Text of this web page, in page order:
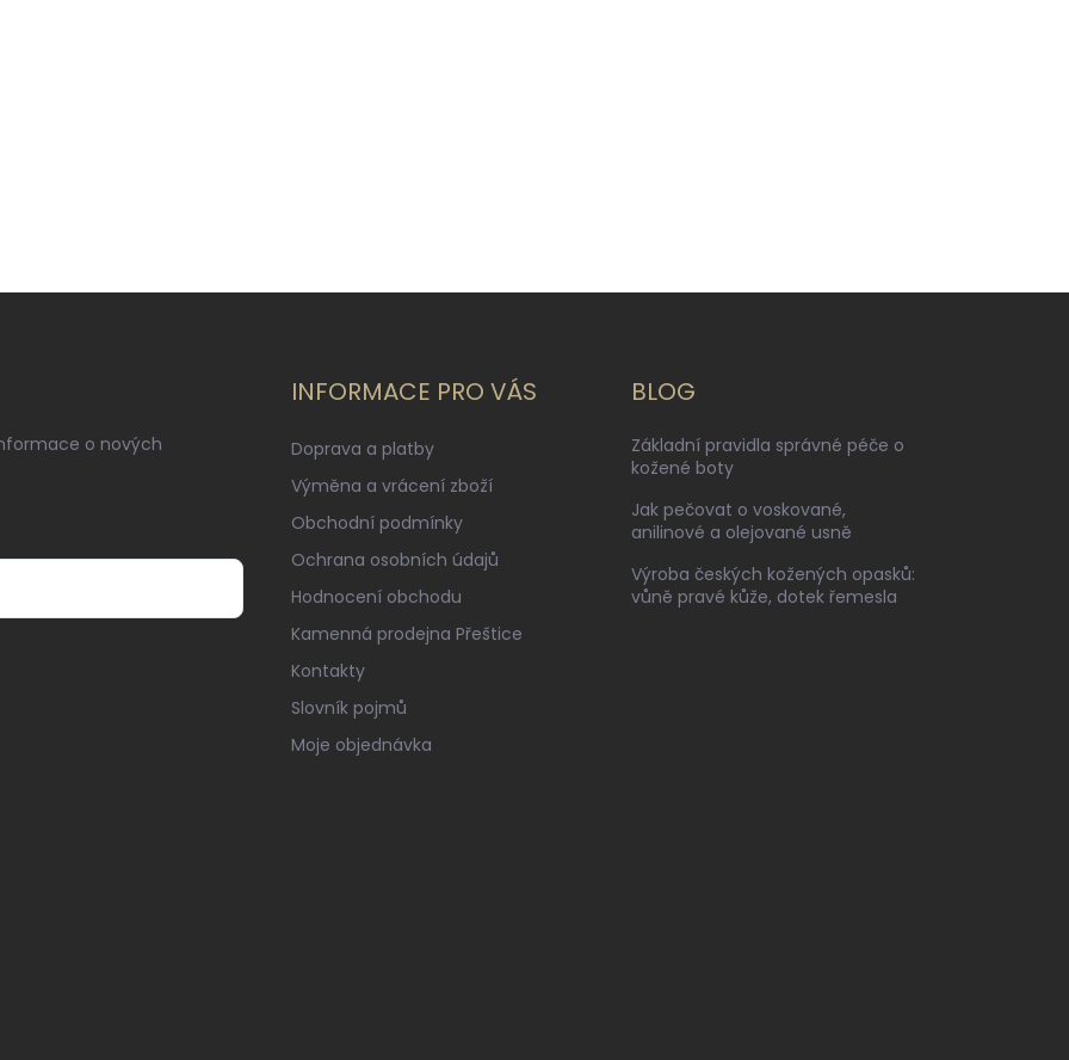
o nových
INFORMACE PRO VÁS
Doprava a platby
Výměna a vrácení zboží
Obchodní podmínky
Ochrana osobních údajů
Hodnocení obchodu
Kamenná prodejna Přeštice
Kontakty
Slovník pojmů
Moje objednávka
BLOG
Základní pravidla správné péče o
kožené boty
Jak pečovat o voskované,
anilinové a olejované usně
Výroba českých kožených opasků:
vůně pravé kůže, dotek řemesla